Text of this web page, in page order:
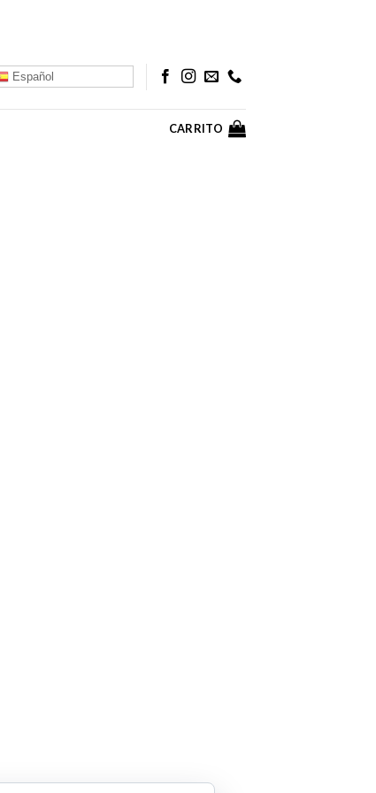
Español
CARRITO